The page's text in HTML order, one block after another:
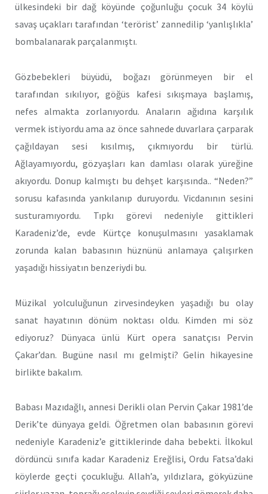
ülkesindeki bir dağ köyünde çoğunluğu çocuk 34 köylü
savaş uçakları tarafından ‘terörist’ zannedilip ‘yanlışlıkla’
bombalanarak parçalanmıştı.
Gözbebekleri büyüdü, boğazı görünmeyen bir el
tarafından sıkılıyor, göğüs kafesi sıkışmaya başlamış,
nefes almakta zorlanıyordu. Anaların ağıdına karşılık
vermek istiyordu ama az önce sahnede duvarlara çarparak
çağıldayan sesi kısılmış, çıkmıyordu bir türlü.
Ağlayamıyordu, gözyaşları kan damlası olarak yüreğine
akıyordu. Donup kalmıştı bu dehşet karşısında.. “Neden?”
sorusu kafasında yankılanıp duruyordu. Vicdanının sesini
susturamıyordu. Tıpkı görevi nedeniyle gittikleri
Karadeniz’de, evde Kürtçe konuşulmasını yasaklamak
zorunda kalan babasının hüznünü anlamaya çalışırken
yaşadığı hissiyatın benzeriydi bu.
Müzikal yolculuğunun zirvesindeyken yaşadığı bu olay
sanat hayatının dönüm noktası oldu. Kimden mi söz
ediyoruz? Dünyaca ünlü Kürt opera sanatçısı Pervin
Çakar’dan. Bugüne nasıl mı gelmişti? Gelin hikayesine
birlikte bakalım.
Babası Mazıdağlı, annesi Derikli olan Pervin Çakar 1981’de
Derik’te dünyaya geldi. Öğretmen olan babasının görevi
nedeniyle Karadeniz’e gittiklerinde daha bebekti. İlkokul
dördüncü sınıfa kadar Karadeniz Ereğlisi, Ordu Fatsa’daki
köylerde geçti çocukluğu. Allah’a, yıldızlara, gökyüzüne